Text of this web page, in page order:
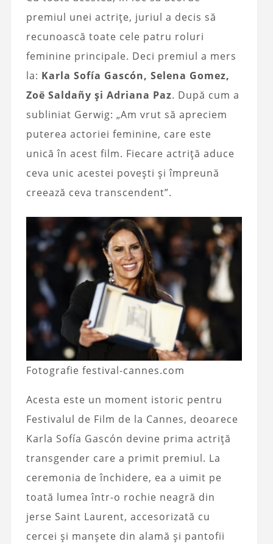
premiul unei actrițe, juriul a decis să
recunoască toate cele patru roluri
feminine principale. Deci premiul a mers
la: Karla Sofía Gascón, Selena Gomez,
Zoë Saldañy și Adriana Paz. După cum a
subliniat Gerwig: „Am vrut să apreciem
puterea actoriei feminine, care este
unică în acest film. Fiecare actriță aduce
ceva unic acestei povești și împreună
creează ceva transcendent”.
Fotografie festival-cannes.com
Acesta este un moment istoric pentru
Festivalul de Film de la Cannes, deoarece
Karla Sofía Gascón devine prima actriță
transgender care a primit premiul. La
ceremonia de închidere, ea a uimit pe
toată lumea într-o rochie neagră din
jerse Saint Laurent, accesorizată cu
cercei și manșete din alamă și pantofii